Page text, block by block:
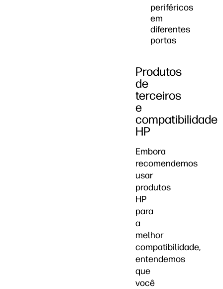
periféricos
em
diferentes
portas
Produtos
de
terceiros
e
compatibilidade
HP
Embora
recomendemos
usar
produtos
HP
para
a
melhor
compatibilidade,
entendemos
que
você